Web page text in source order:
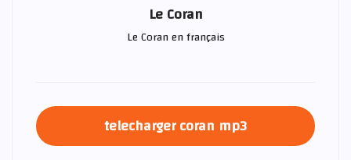
Le Coran
Le Coran en français
telecharger coran mp3